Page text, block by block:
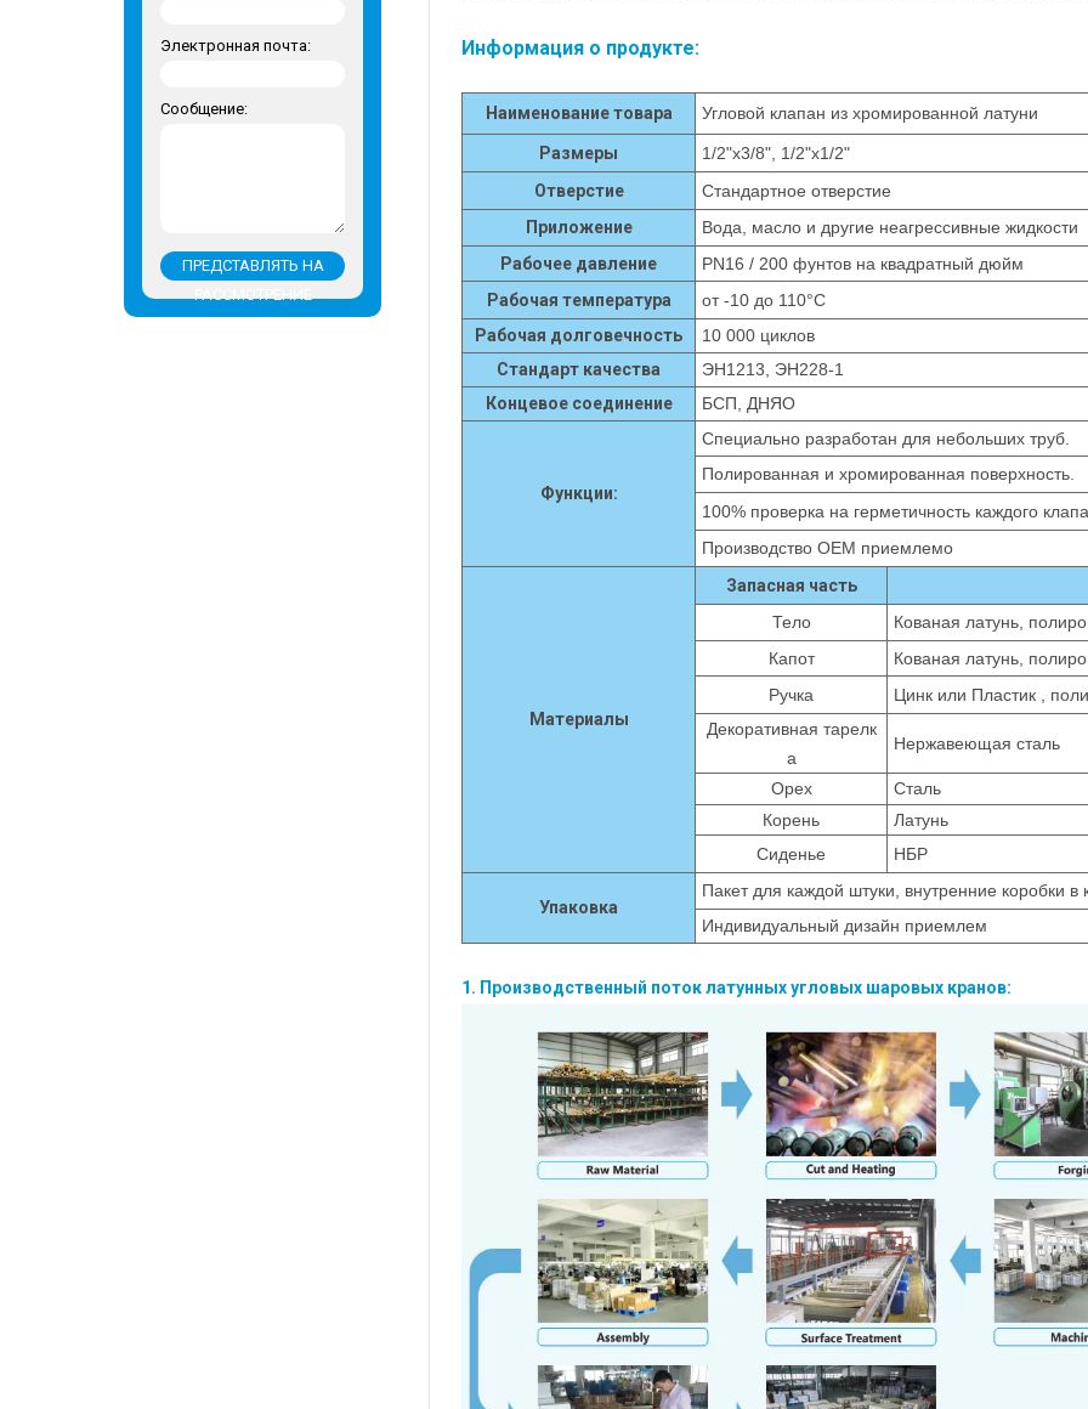
Электронная почта:
Сообщение:
ПРЕДСТАВЛЯТЬ НА
РАССМОТРЕНИЕ
Информация о продукте:
Наименование товара Угловой клапан из хромированной латуни
Размеры
1/2"x3/8", 1/2"x1/2"
Отверстие
Стандартное отверстие
Приложение
Вода, масло и другие неагрессивные жидкости
Рабочее давление
PN16 / 200 фунтов на квадратный дюйм
Рабочая температура
от -10 до 110°С
Рабочая долговечность
10 000 циклов
Стандарт качества
ЭН1213, ЭН228-1
Концевое соединение
БСП, ДНЯО
Функции:
Специально разработан для небольших труб.
Полированная и хромированная поверхность.
100% проверка на герметичность каждого
Производство OEM приемлемо
Материалы
Запасная часть
Тело
Кованая латунь,
Капот
Кованая латунь,
Ручка
Цинк или Пластик
,
Декоративная тарелк
а
Нержавеющая сталь
Орех
Сталь
Корень
Латунь
Сиденье
НБР
Упаковка
Пакет для каждой штуки, внутренние коробки
Индивидуальный дизайн приемлем
1. Производственный поток латунных угловых шаровых кранов: